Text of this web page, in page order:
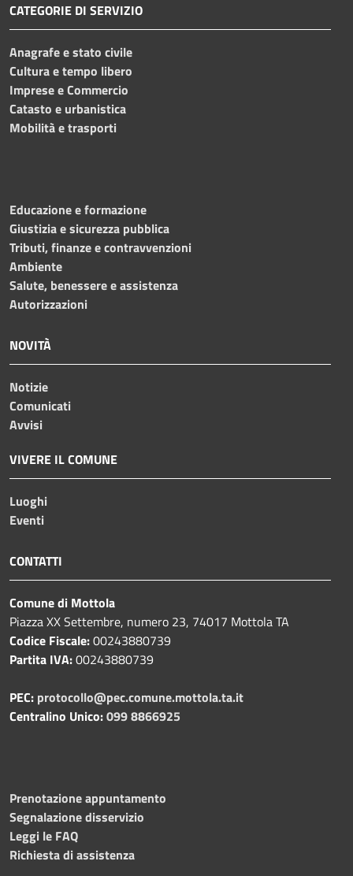
CATEGORIE DI SERVIZIO
Anagrafe e stato civile
Cultura e tempo libero
Imprese e Commercio
Catasto e urbanistica
Mobilità e trasporti
Educazione e formazione
Giustizia e sicurezza pubblica
Tributi, finanze e contravvenzioni
Ambiente
Salute, benessere e assistenza
Autorizzazioni
NOVITÀ
Notizie
Comunicati
Avvisi
VIVERE IL COMUNE
Luoghi
Eventi
CONTATTI
Comune di Mottola
Piazza XX Settembre, numero 23, 74017 Mottola TA
Codice Fiscale:00243880739
Partita IVA:00243880739
PEC: protocollo@pec.comune.mottola.ta.it
Centralino Unico:099 8866925
Prenotazione appuntamento
Segnalazione disservizio
Leggi le FAQ
Richiesta di assistenza